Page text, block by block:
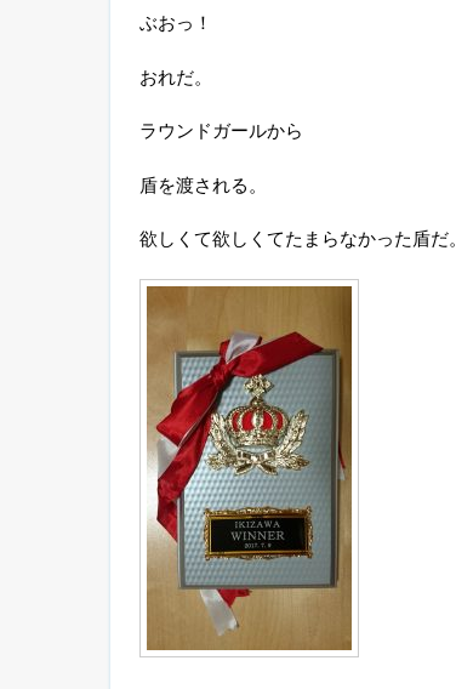
ぶおっ！
おれだ。
ラウンドガールから
盾を渡される。
欲しくて欲しくてたまらなかった盾だ。